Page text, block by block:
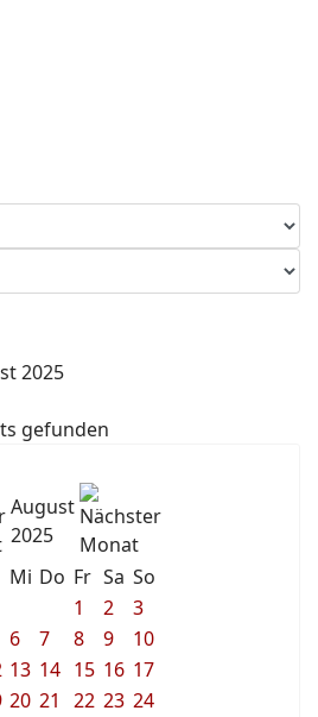
2025
gefunden
August
2025
Mi Do Fr Sa So
1
2
3
6 7 8 9
10
13 14 15 16 17
20 21 22 23 24